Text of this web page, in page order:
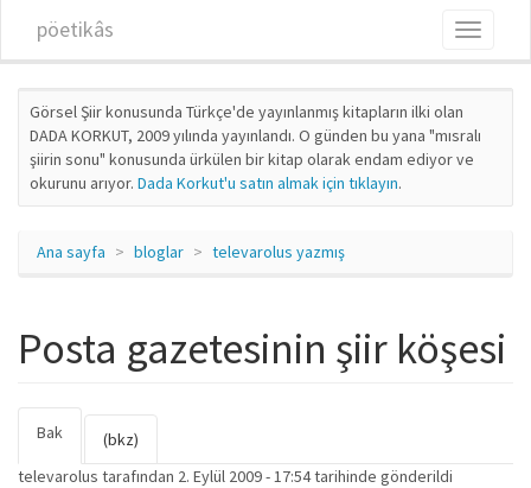
pöetikâs
Toggle
Görsel Şiir konusunda Türkçe'de yayınlanmış kitapların ilki olan
DADA KORKUT, 2009 yılında yayınlandı. O günden bu yana "mısralı
şiirin sonu" konusunda ürkülen bir kitap olarak endam ediyor ve
okurunu arıyor. Dada Korkut'u satın almak için tıklayın.
Ana sayfa bloglar televarolus yazmış
Posta gazetesinin şiir köşesi
Birincil sekmeler
Bak
sekme)
(bkz)
televarolus tarafından 2. Eylül 2009 - 17:54 tarihinde gönderildi